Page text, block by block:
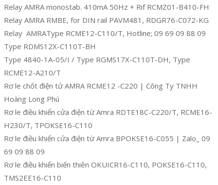
Relay AMRA monostab. 410mA 50Hz + Rif RCMZ01-B410-FH
Relay AMRA RMBE, for DIN rail PAVM481, RDGR76-C072-KG
Relay AMRAType RCME12-C110/T, Hotline; 09 69 09 88 09
Type RDMS12X-C110T-BH
Type 4840-1A-05/I / Type RGMS17X-C110T-DH, Type
RCME12-A210/T
Rơ le chốt điện tử AMRA RCME12 -C220 | Công Ty TNHH
Hoàng Long Phú
Rơ le điều khiển cửa điện từ Amra RDTE18C-C220/T, RCME16-
H230/T, TPOKSE16-C110
Rơ le điều khiển cửa điện từ Amra BPOKSE16-C055 | Zalo_ 09
69 09 88 09
Rơ le điều khiển biến thiên OKUICR16-C110, POKSE16-C110,
TMS2EE16-C110